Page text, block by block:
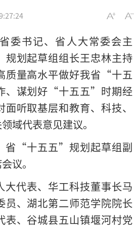
委书记、省人大常委会主
划起草组组长王忠林主持
质量高水平做好我省“十五
、谋划好“十五五”时期经
听取基层和教育、科技、
域代表意见建议。
省“十五五”规划起草组副
议。
大代表、华工科技董事长马
员、湖北第二师范学院院长
表、谷城县五山镇堰河村党